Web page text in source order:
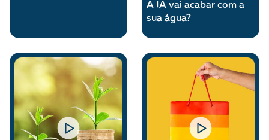
Apoie a Brasil de Direitos
A [BD] conta as histórias de quem defende
direitos humanos no Brasil. Para continuar,
esse trabalho precisa da sua doação!
VEJA COMO APOIAR!
A IA vai acabar com a
sua água?